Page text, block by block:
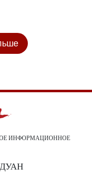
ИНФОРМАЦИОННОЕ
ДУАН